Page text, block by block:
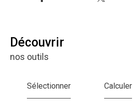
découvrir
nos outils
Sélectionner Calculer